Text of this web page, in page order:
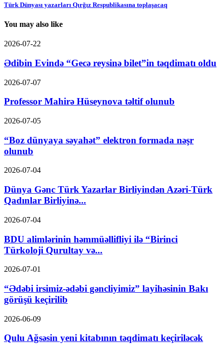
Türk Dünyası yazarları Qırğız Respublikasına toplaşacaq
You may also like
2026-07-22
Ədibin Evində “Gecə reysinə bilet”in təqdimatı oldu
2026-07-07
Professor Mahirə Hüseynova təltif olunub
2026-07-05
“Boz dünyaya səyahət” elektron formada nəşr
olunub
2026-07-04
Dünya Gənc Türk Yazarlar Birliyindən Azəri-Türk
Qadınlar Birliyinə...
2026-07-04
BDU alimlərinin həmmüəllifliyi ilə “Birinci
Türkoloji Qurultay və...
2026-07-01
“Ədəbi irsimiz-ədəbi gəncliyimiz” layihəsinin Bakı
görüşü keçirilib
2026-06-09
Qulu Ağsəsin yeni kitabının təqdimatı keçiriləcək